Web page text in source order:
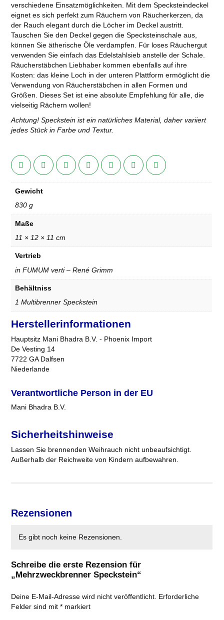
verschiedene Einsatzmöglichkeiten. Mit dem Specksteindeckel
eignet es sich perfekt zum Räuchern von Räucherkerzen, da
der Rauch elegant durch die Löcher im Deckel austritt.
Tauschen Sie den Deckel gegen die Specksteinschale aus,
können Sie ätherische Öle verdampfen. Für loses Räuchergut
verwenden Sie einfach das Edelstahlsieb anstelle der Schale.
Räucherstäbchen Liebhaber kommen ebenfalls auf ihre
Kosten: das kleine Loch in der unteren Plattform ermöglicht die
Verwendung von Räucherstäbchen in allen Formen und
Größen. Dieses Set ist eine absolute Empfehlung für alle, die
vielseitig Rächern wollen!
Achtung! Speckstein ist ein natürliches Material, daher variiert
jedes Stück in Farbe und Textur.
Gewicht
830 g
Maße
11 × 12 × 11 cm
Vertrieb
in FUMUM verti – René Grimm
Behältniss
1 Multibrenner Speckstein
Herstellerinformationen
Hauptsitz Mani Bhadra B.V. - Phoenix Import
De Vesting 14
7722 GA Dalfsen
Niederlande
Verantwortliche Person in der EU
Mani Bhadra B.V.
Sicherheitshinweise
Lassen Sie brennenden Weihrauch nicht unbeaufsichtigt.
Außerhalb der Reichweite von Kindern aufbewahren.
Rezensionen
Es gibt noch keine Rezensionen.
Schreibe die erste Rezension für
„Mehrzweckbrenner Speckstein“
Deine E-Mail-Adresse wird nicht veröffentlicht. Erforderliche
Felder sind mit* markiert